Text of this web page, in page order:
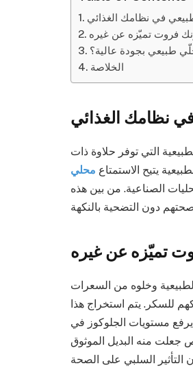
في نظامك الغذائي
فروت تميّزه عن غيره
طبيعي بجودة عالية؟
الخلاصة
نظامك الغذائي
التي توفر حلاوة ذات
يتيح الاستمتاع محلي
الصناعية. من بين هذه
تميّزه عن غيره
وخلوه من السعرات
للسكر. يتم استخراج هذا
يرفع مستويات الجلوكوز في
جعلت منه البديل الموثوق